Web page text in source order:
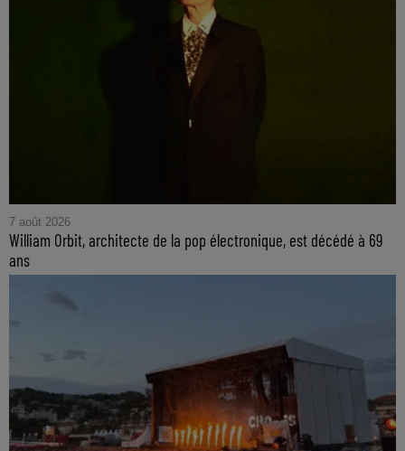
7 août 2026
William Orbit, architecte de la pop électronique, est décédé à 69
ans